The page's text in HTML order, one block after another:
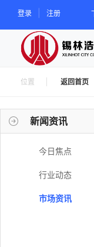
登录 注册
位置 返回首页
新闻资讯
今日焦点
行业动态
市场资讯